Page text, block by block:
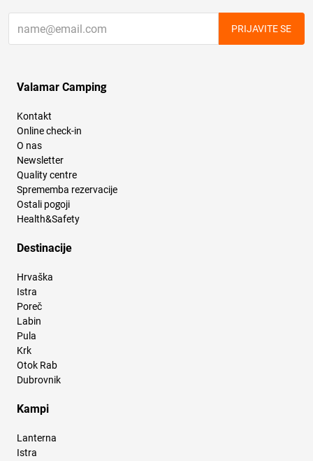
PRIJAVITE SE
Valamar Camping
Kontakt
Online check-in
O nas
Newsletter
Quality centre
Sprememba rezervacije
Ostali pogoji
Health&Safety
Destinacije
Hrvaška
Istra
Poreč
Labin
Pula
Krk
Otok Rab
Dubrovnik
Kampi
Lanterna
Istra